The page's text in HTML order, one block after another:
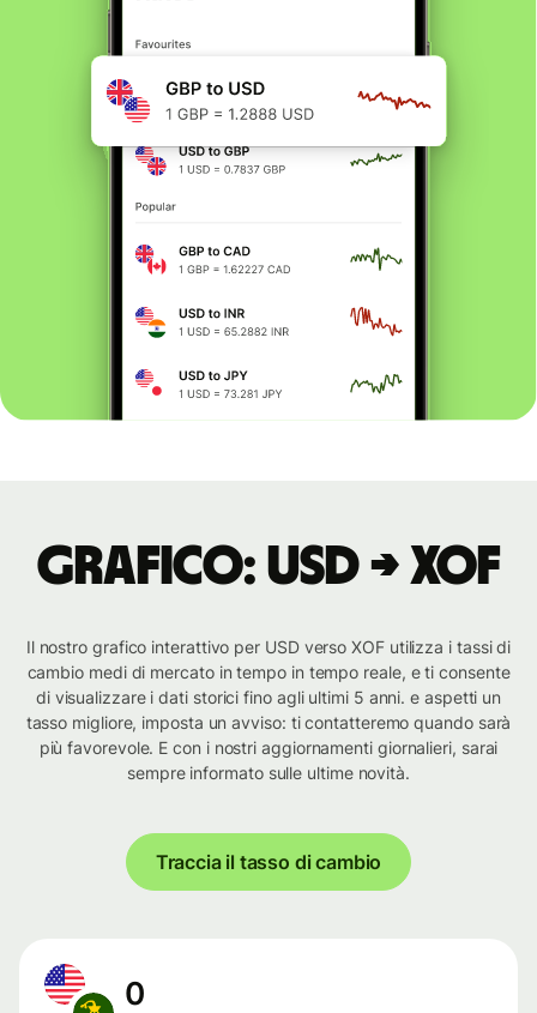
Grafico: USD → XOF
Il nostro grafico interattivo per USD verso XOF utilizza i tassi di
cambio medi di mercato in tempo in tempo reale, e ti consente
di visualizzare i dati storici fino agli ultimi 5 anni. e aspetti un
tasso migliore, imposta un avviso: ti contatteremo quando sarà
più favorevole. E con i nostri aggiornamenti giornalieri, sarai
sempre informato sulle ultime novità.
Traccia il tasso di cambio
0